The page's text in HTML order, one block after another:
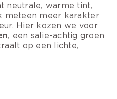
neutrale, warme tint,
meteen meer karakter
Hier kozen we voor
, een salie-achtig groen
op een lichte,